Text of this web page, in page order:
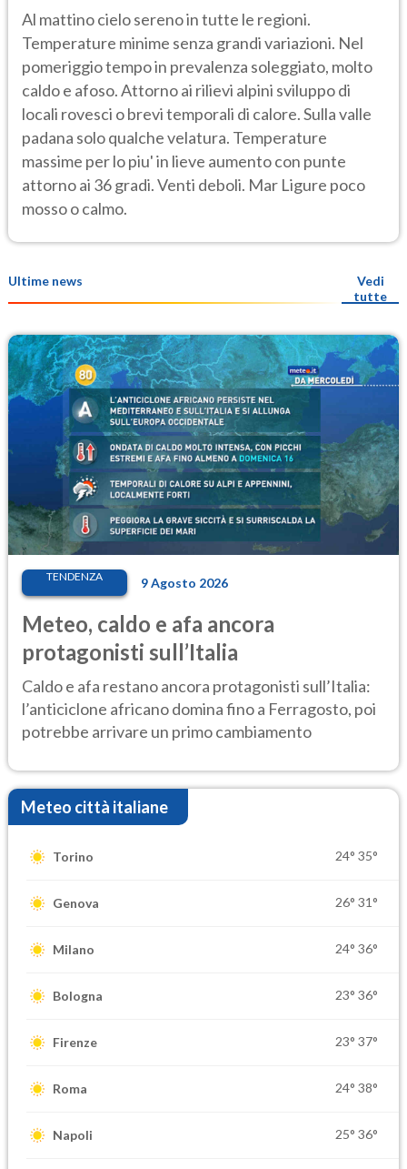
Al mattino cielo sereno in tutte le regioni.
Temperature minime senza grandi variazioni. Nel
pomeriggio tempo in prevalenza soleggiato, molto
caldo e afoso. Attorno ai rilievi alpini sviluppo di
locali rovesci o brevi temporali di calore. Sulla valle
padana solo qualche velatura. Temperature
massime per lo piu' in lieve aumento con punte
attorno ai 36 gradi. Venti deboli. Mar Ligure poco
mosso o calmo.
Ultime news
Vedi
tutte
TENDENZA 9 Agosto 2026
Meteo, caldo e afa ancora
protagonisti sull’Italia
Caldo e afa restano ancora protagonisti sull’Italia:
l’anticiclone africano domina fino a Ferragosto, poi
potrebbe arrivare un primo cambiamento
Meteo città italiane
Torino 24° 35°
Genova 26° 31°
Milano 24° 36°
Bologna 23° 36°
Firenze 23° 37°
Roma 24° 38°
Napoli 25° 36°